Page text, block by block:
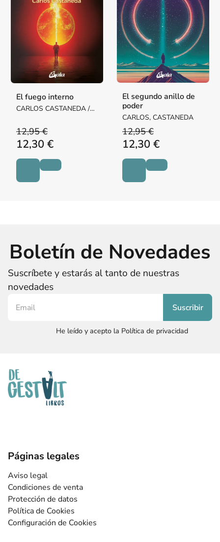
El fuego interno
CARLOS CASTANEDA /
12,95 €
12,30 €
El segundo anillo de
poder
CARLOS, CASTANEDA
12,95 €
12,30 €
Boletín de Novedades
Suscríbete y estarás al tanto de nuestras
novedades
He leído y acepto la Política de privacidad
Páginas legales
Aviso legal
Condiciones de venta
Protección de datos
Política de Cookies
Configuración de Cookies